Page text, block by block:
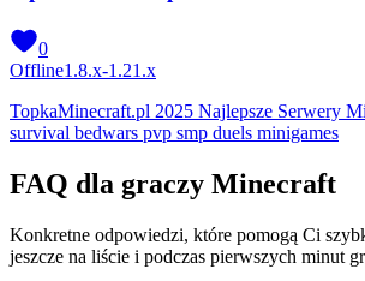
0
Offline1.8.x-1.21.x
TopkaMinecraft.pl 2025 Najlepsze Serwery
survival bedwars pvp smp duels minigames
FAQ dla graczy Minecraft
Konkretne odpowiedzi, które pomogą Ci
jeszcze na liście i podczas pierwszych minut